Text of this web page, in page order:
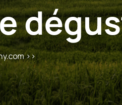
>>